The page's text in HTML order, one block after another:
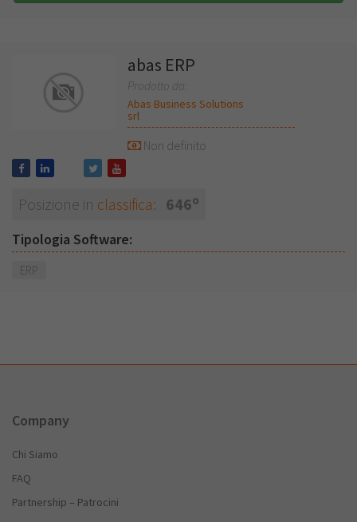
abas ERP
Prodotto da:
Abas Business Solutions
srl
Non definito
Posizione in classifica: 646o
Tipologia Software:
ERP
Company
Chi Siamo
FAQ
Partnership – Patrocini